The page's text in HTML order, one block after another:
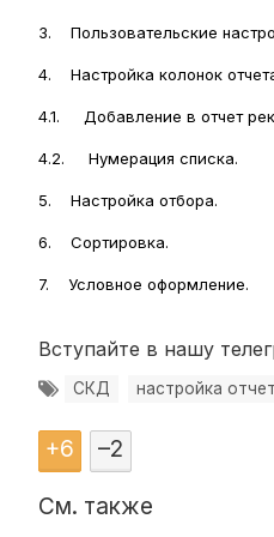
3. Пользовательские
4. Настройка колонок
4.1. Добавление в отчет
4.2. Нумерация списка.
5. Настройка отбора.
6. Сортировка.
7. Условное оформление.
Вступайте в нашу
СКД настройка
+6 –2
См. также